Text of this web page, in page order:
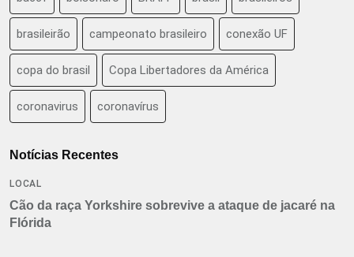
brasileirão campeonato brasileiro conexão UF
copa do brasil Copa Libertadores da América
coronavirus coronavírus
Notícias Recentes
LOCAL
Cão da raça Yorkshire sobrevive a ataque de jacaré na
Flórida